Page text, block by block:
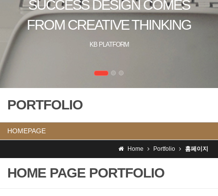
SUCCESS DESIGN COMES
FROM CREATIVE THINKING
KB PLATFORM
PORTFOLIO
HOMEPAGE
Home Portfolio 홈페이지
HOME PAGE PORTFOLIO